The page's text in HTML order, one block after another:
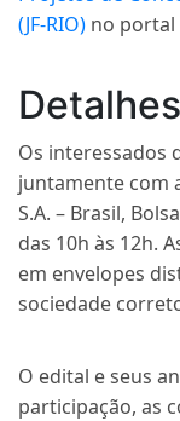
(JF-RIO) no portal
Os interessados
juntamente com
S.A. – Brasil,
das 10h às 12h.
em envelopes
sociedade
O edital e seus
participação, as